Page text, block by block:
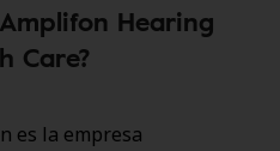
Hearing
Care?
es la empresa